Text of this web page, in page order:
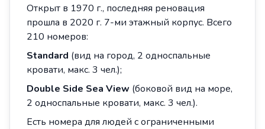
Открыт в 1970 г., последняя реновация
прошла в 2020 г. 7-ми этажный корпус. Всего
210 номеров:
Standard (вид на город, 2 односпальные
кровати, макс. 3 чел.);
Double Side Sea View (боковой вид на море,
2 односпальные кровати, макс. 3 чел.).
Есть номера для людей с ограниченными